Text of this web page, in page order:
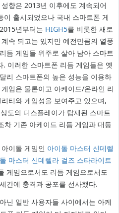
향은 2013년 이후에도 계속되어
이 출시되었으나 국내 스마트폰 게
년부터는 HIGH5를 비롯한 새로
속 되고는 있지만 예전만큼의 열풍
듬 게임들 위주로 살아 남아 스마트
이러한 스마트폰 리듬 게임들은 옛
리 스마트폰의 높은 성능을 이용하
임은 물론이고 아케이드/온라인 리
티와 게임성을 보여주고 있으며,
도의 디스플레이가 탑재된 스마트
차 기존 아케이드 리듬 게임과 대등
이돌 게임인 아이돌 마스터 신데렐
마스터 신데렐라 걸즈 스타라이트
게임으로서도 리듬 게임으로서도
간에 충격과 공포를 선사했다.
닌 일반 사용자들 사이에서는 아케